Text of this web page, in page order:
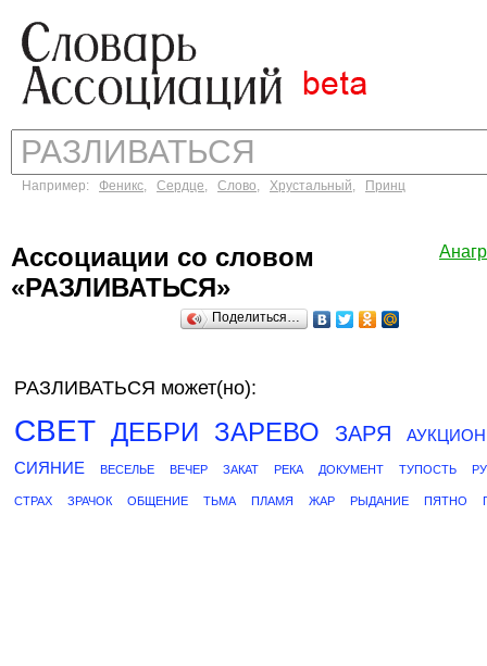
Например: Феникс, Сердце, Слово, Хрустальный, Принц
Ассоциации со словом
«РАЗЛИВАТЬСЯ»
Поделиться…
РАЗЛИВАТЬСЯ может(но):
СВЕТ ДЕБРИ ЗАРЕВО ЗАРЯ
СИЯНИЕ
ВЕСЕЛЬЕ ВЕЧЕР ЗАКАТ РЕКА ДОКУМЕНТ ТУПОСТЬ
СТРАХ ЗРАЧОК ОБЩЕНИЕ ТЬМА ПЛАМЯ ЖАР РЫДАНИЕ ПЯТНО